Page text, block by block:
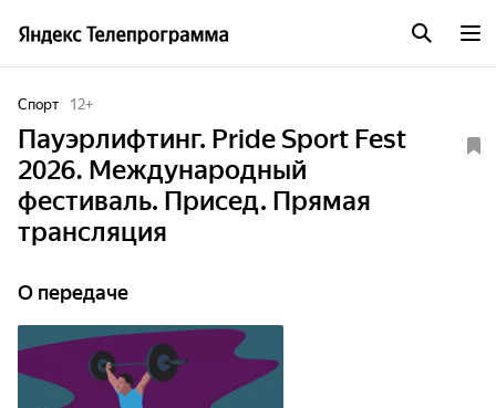
Спорт 12+
Пауэрлифтинг. Pride Sport Fest
2026. Международный
фестиваль. Присед. Прямая
трансляция
О передаче